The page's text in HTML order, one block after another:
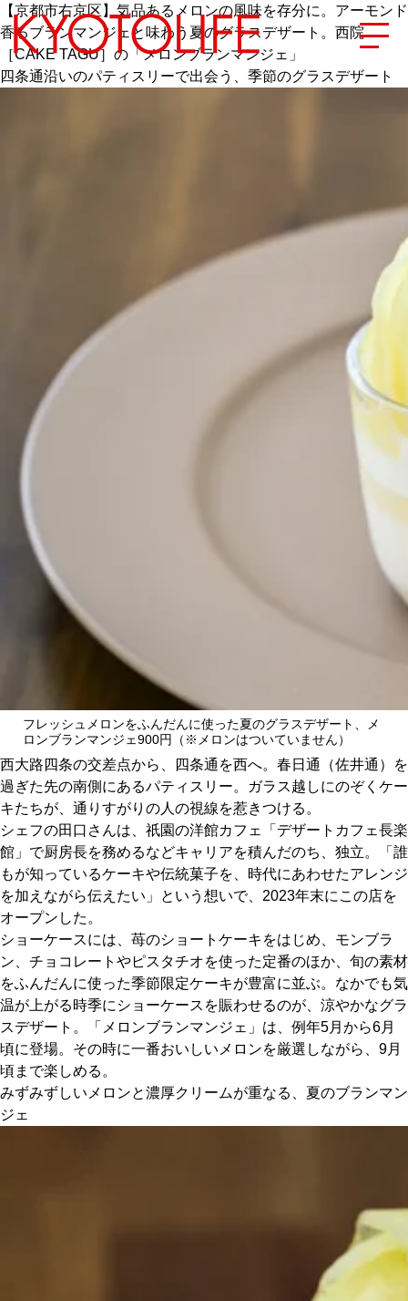
NEW OPEN
SERIES
CULTURE
ABOUT US
Instagram
チケットプレゼント応募
MAIN MENU
SERIES
カレーが好き
京都おやつクラブ
私と店のはなし
今月の京みやげ
京都の書店
【京都市右京区】気品あるメロンの風味を存分に。アーモンド
香るブランマンジェと味わう夏のグラスデザート。西院
［CAKE TAGU］の「メロンブランマンジェ」
四条通沿いのパティスリーで出会う、季節のグラスデザート
フレッシュメロンをふんだんに使った夏のグラスデザート、メ
ロンブランマンジェ900円（※メロンはついていません）
西大路四条の交差点から、四条通を西へ。春日通（佐井通）を
過ぎた先の南側にあるパティスリー。ガラス越しにのぞくケー
キたちが、通りすがりの人の視線を惹きつける。
シェフの田口さんは、祇園の洋館カフェ「デザートカフェ長楽
館」で厨房長を務めるなどキャリアを積んだのち、独立。「誰
もが知っているケーキや伝統菓子を、時代にあわせたアレンジ
を加えながら伝えたい」という想いで、2023年末にこの店を
オープンした。
ショーケースには、苺のショートケーキをはじめ、モンブラ
ン、チョコレートやピスタチオを使った定番のほか、旬の素材
をふんだんに使った季節限定ケーキが豊富に並ぶ。なかでも気
温が上がる時季にショーケースを賑わせるのが、涼やかなグラ
スデザート。「メロンブランマンジェ」は、例年5月から6月
頃に登場。その時に一番おいしいメロンを厳選しながら、9月
頃まで楽しめる。
みずみずしいメロンと濃厚クリームが重なる、夏のブランマン
ジェ